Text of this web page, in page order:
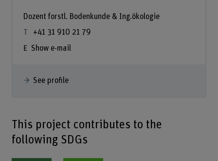
Dozent forstl. Bodenkunde & Ing.ökologie
+41 31 910 21 79
Show e-mail
See profile
This project contributes to the
following SDGs